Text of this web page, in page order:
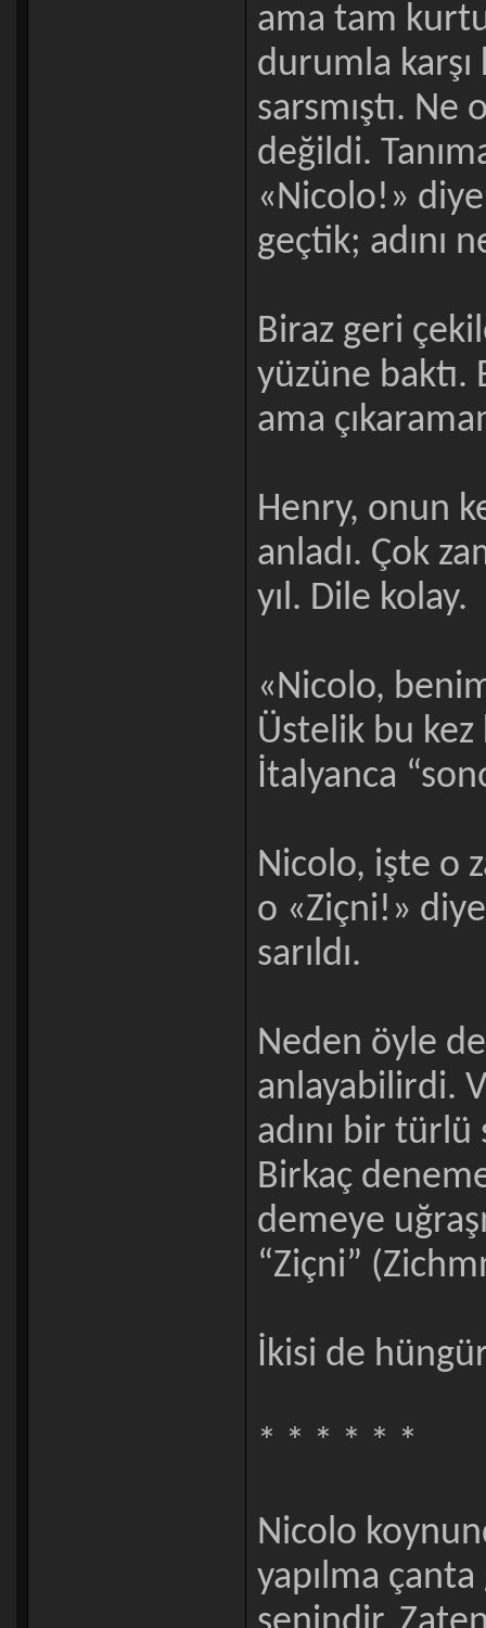
ama tam
durumla karşı
sarsmıştı.
değildi.
«Nicolo!» diye
geçtik; adını
Biraz geri
yüzüne baktı.
ama
Henry, onun
anladı. Çok
yıl. Dile kolay.
«Nicolo,
Üstelik bu
İtalyanca
Nicolo, işte o
o «Ziçni!»
sarıldı.
Neden öyle
anlayabilirdi.
adını bir
Birkaç
demeye
“Ziçni”
İkisi de
* * * * * *
Nicolo
yapılma çanta